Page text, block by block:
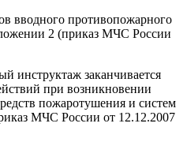
вводного противопожарного
2 (приказ МЧС России
инструктаж заканчивается
при возникновении
пожаротушения и систем
МЧС России от 12.12.2007